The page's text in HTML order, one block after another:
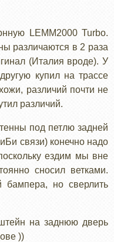
LEMM2000 Turbo.
различаются в 2 раза
(Италия вроде). У
купил на трассе
различий почти не
различий.
под петлю задней
связи) конечно надо
ездим мы вне
сносил ветками.
бампера, но сверлить
на заднюю дверь
))